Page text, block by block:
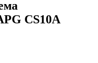
CS10A